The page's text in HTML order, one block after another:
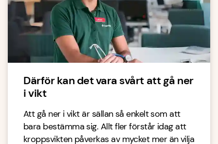
Därför kan det vara svårt att gå ner
i vikt
Att gå ner i vikt är sällan så enkelt som att
bara bestämma sig. Allt fler förstår idag att
kroppsvikten påverkas av mycket mer än vilja